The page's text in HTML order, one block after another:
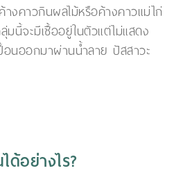
งคาวกินผลไม้หรือค้างคาวแม่ไก่
นี้จะมีเชื้ออยู่ในตัวแต่ไม่แสดง
อนออกมาผ่านน้ำลาย ปัสสาวะ
อย่างไร?